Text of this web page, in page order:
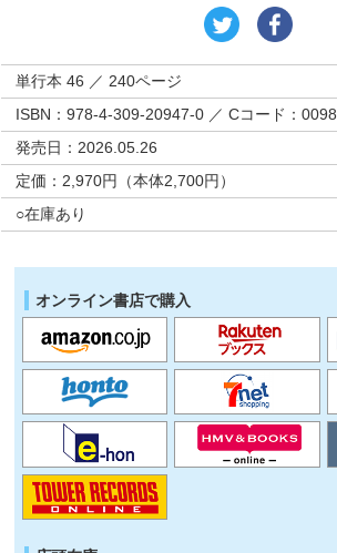
単行本 46 ／ 240ページ
ISBN：978-4-309-20947-0 ／ Cコード：0098
発売日：2026.05.26
定価：2,970円（本体2,700円）
○在庫あり
オンライン書店で購入